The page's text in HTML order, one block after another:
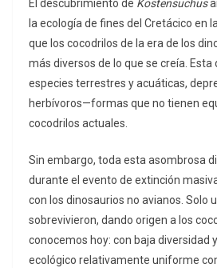
El descubrimiento de Kostensuchus
la ecología de fines del Cretácico en
que los cocodrilos de la era de los
más diversos de lo que se creía. Esta
especies terrestres y acuáticas,
herbívoros—formas que no tienen
cocodrilos actuales.
Sin embargo, toda esta asombrosa
durante el evento de extinción
con los dinosaurios no avianos. Solo
sobrevivieron, dando origen a los
conocemos hoy: con baja diversidad
ecológico relativamente uniforme